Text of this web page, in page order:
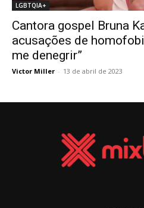
LGBTQIA+
Cantora gospel Bruna
acusações de
me denegrir”
Victor Miller - 13 de abril de 2023